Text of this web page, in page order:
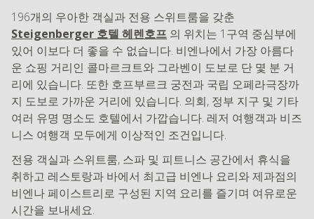
196개의 우아한 객실과 전용 스위트룸을 갖춘
Steigenberger 호텔 헤렌호프 의 위치는 1구역 중심부에
있어 이보다 더 좋을 수 없습니다. 비엔나에서 가장 아름다
운 쇼핑 거리인 콜마르크트와 그라벤이 도보로 단 몇 분 거
리에 있습니다. 또한 호프부르크 궁전과 국립 오페라극장까
지 도보로 가까운 거리에 있습니다. 의회, 정부 지구 및 기타
여러 유명 명소도 호텔에서 가깝습니다. 레저 여행객과 비즈
니스 여행객 모두에게 이상적인 조건입니다.
전용 객실과 스위트룸, 스파 및 피트니스 공간에서 휴식을
취하고 레스토랑과 바에서 최고급 비엔나 요리와 제과점의
비엔나 페이스트리로 구성된 지역 요리를 즐기며 여유로운
시간을 보내세요.